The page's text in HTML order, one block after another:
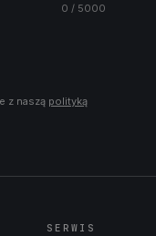
0 / 5000
z naszą polityką
SERWIS